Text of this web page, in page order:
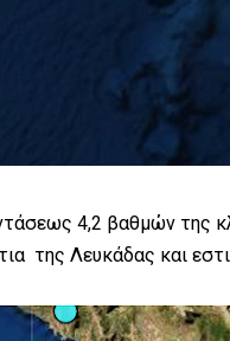
4,2 βαθμών της
της Λευκάδας και